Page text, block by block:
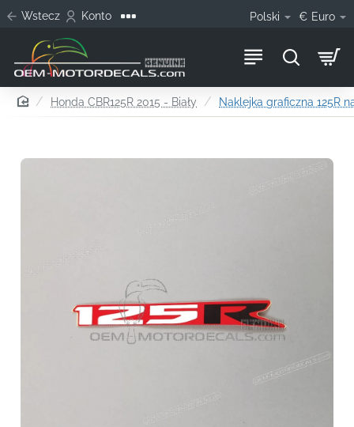
Wstecz Konto Polski € Euro
homeHonda CBR125R 2015 - Biały Naklejka graficzna 125R